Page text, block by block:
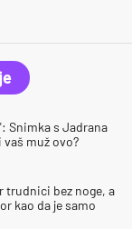
Snimka s Jadrana
muž ovo?
trudnici bez noge, a
kao da je samo